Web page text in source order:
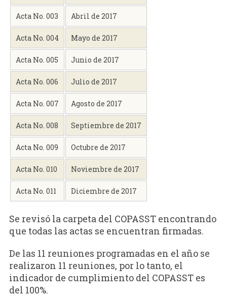
Acta No. 003 Abril de 2017
Acta No. 004 Mayo de 2017
Acta No. 005 Junio de 2017
Acta No. 006 Julio de 2017
Acta No. 007 Agosto de 2017
Acta No. 008 Septiembre de 2017
Acta No. 009 Octubre de 2017
Acta No. 010 Noviembre de 2017
Acta No. 011 Diciembre de 2017
Se revisó la carpeta del COPASST encontrando
que todas las actas se encuentran firmadas.
De las 11 reuniones programadas en el año se
realizaron 11 reuniones, por lo tanto, el
indicador de cumplimiento del COPASST es
del 100%.